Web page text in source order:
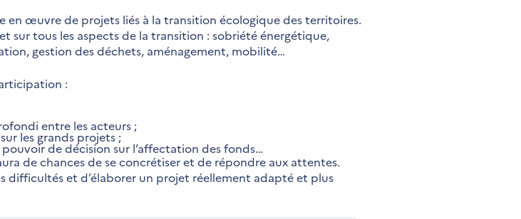
œuvre de projets liés à la transition écologique des territoires.
sur tous les aspects de la transition : sobriété énergétique,
gestion des déchets, aménagement, mobilité…
:
entre les acteurs ;
les grands projets ;
de décision sur l’affectation des fonds…
de chances de se concrétiser et de répondre aux attentes.
difficultés et d’élaborer un projet réellement adapté et plus